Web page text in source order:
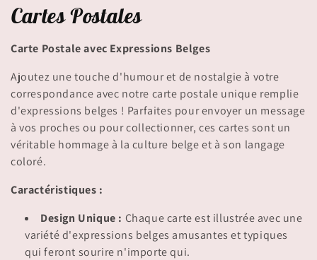
C
o
l
l
e
c
t
Cartes Postales
Carte Postale avec Expressions Belges
Ajoutez une touche d'humour et de nostalgie à votre
correspondance avec notre carte postale unique remplie
d'expressions belges ! Parfaites pour envoyer un message
à vos proches ou pour collectionner, ces cartes sont un
véritable hommage à la culture belge et à son langage
coloré.
Caractéristiques :
Design Unique : Chaque carte est illustrée avec une
variété d'expressions belges amusantes et typiques
qui feront sourire n'importe qui.